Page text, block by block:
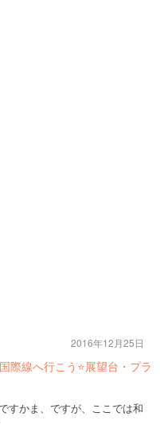
際線へ行こう⭐️展望台・プラ
すかま、ですが、ここでは和
2016年12月25日